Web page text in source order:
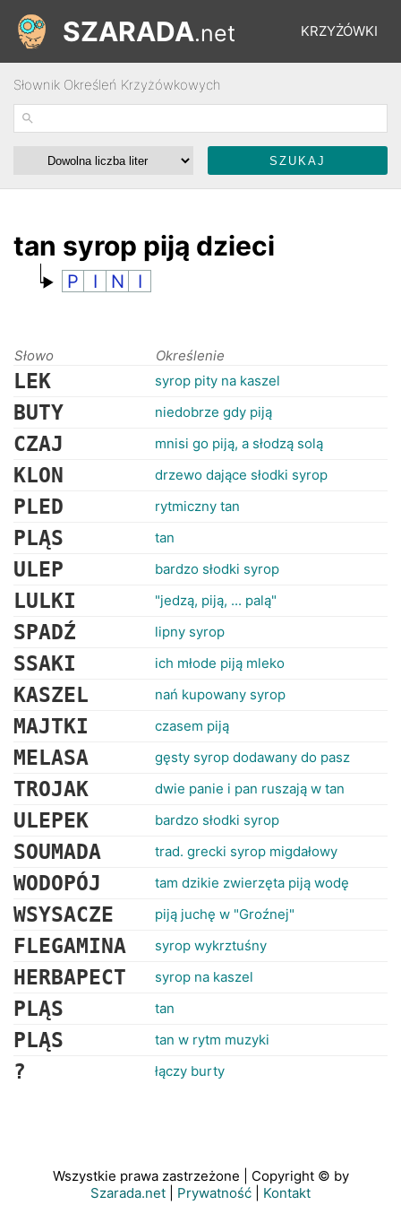
KRZYŻÓWKI
ŁAMIGŁÓWKI
SZARADA.net
Słownik Określeń Krzyżówkowych
tan syrop piją dzieci
P I N I
Słowo Określenie
LEK syrop pity na kaszel
BUTY niedobrze gdy piją
CZAJ mnisi go piją, a słodzą solą
KLON drzewo dające słodki syrop
PLED rytmiczny tan
PLĄS tan
ULEP bardzo słodki syrop
LULKI "jedzą, piją, ... palą"
SPADŹ lipny syrop
SSAKI ich młode piją mleko
KASZEL nań kupowany syrop
MAJTKI czasem piją
MELASA gęsty syrop dodawany do pasz
TROJAK dwie panie i pan ruszają w tan
ULEPEK bardzo słodki syrop
SOUMADA trad. grecki syrop migdałowy
WODOPÓJ tam dzikie zwierzęta piją wodę
WSYSACZE piją juchę w "Groźnej"
FLEGAMINA syrop wykrztuśny
HERBAPECT syrop na kaszel
PLĄS tan
PLĄS tan w rytm muzyki
? łączy burty
Wszystkie prawa zastrzeżone | Copyright © by
Szarada.net
Prywatność Kontakt